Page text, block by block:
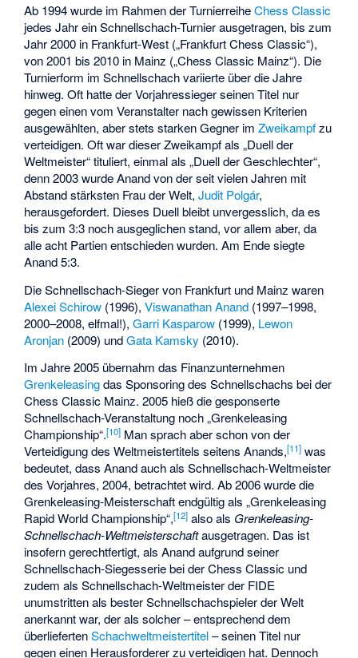
Ab 1994 wurde im Rahmen der TurnierreiheChess Classic
jedes Jahr ein Schnellschach-Turnier ausgetragen, bis zum
Jahr 2000 in Frankfurt-West („Frankfurt Chess Classic“),
von 2001 bis 2010 in Mainz („Chess Classic Mainz“). Die
Turnierform im Schnellschach variierte über die Jahre
hinweg. Oft hatte der Vorjahressieger seinen Titel nur
gegen einen vom Veranstalter nach gewissen Kriterien
ausgewählten, aber stets starken Gegner imZweikampfzu
verteidigen. Oft war dieser Zweikampf als „Duell der
Weltmeister“ tituliert, einmal als „Duell der Geschlechter“,
denn 2003 wurde Anand von der seit vielen Jahren mit
Abstand stärksten Frau der Welt,Judit Polgár,
herausgefordert. Dieses Duell bleibt unvergesslich, da es
bis zum 3:3 noch ausgeglichen stand, vor allem aber, da
alle acht Partien entschieden wurden. Am Ende siegte
Anand 5:3.
Die Schnellschach-Sieger von Frankfurt und Mainz waren
Alexei Schirow (1996),Viswanathan Anand (1997–1998,
2000–2008, elfmal!),Garri Kasparow (1999), Lewon
Aronjan (2009) undGata Kamsky (2010).
Im Jahre 2005 übernahm das Finanzunternehmen
Grenkeleasingdas Sponsoring des Schnellschachs bei der
Chess Classic Mainz. 2005 hieß die gesponserte
Schnellschach-Veranstaltung noch „Grenkeleasing
Championship“.[10] Man sprach aber schon von der
Verteidigung des Weltmeistertitels seitens Anands,[11] was
bedeutet, dass Anand auch als Schnellschach-Weltmeister
des Vorjahres, 2004, betrachtet wird. Ab 2006 wurde die
Grenkeleasing-Meisterschaft endgültig als „Grenkeleasing
Rapid World Championship“,[12] also als Grenkeleasing-
Schnellschach-Weltmeisterschaftausgetragen. Das ist
insofern gerechtfertigt, als Anand aufgrund seiner
Schnellschach-Siegesserie bei der Chess Classic und
zudem als Schnellschach-Weltmeister der FIDE
unumstritten als bester Schnellschachspieler der Welt
anerkannt war, der als solcher – entsprechend dem
überliefertenSchachweltmeistertitel– seinen Titel nur
gegen einen Herausforderer zu verteidigen hat. Dennoch